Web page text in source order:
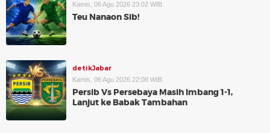
Kamis, 06 Agu 2026 23:02 WIB
Teu Nanaon Sib!
detikJabar
Kamis, 06 Agu 2026 22:08 WIB
Persib Vs Persebaya Masih Imbang 1-1,
Lanjut ke Babak Tambahan